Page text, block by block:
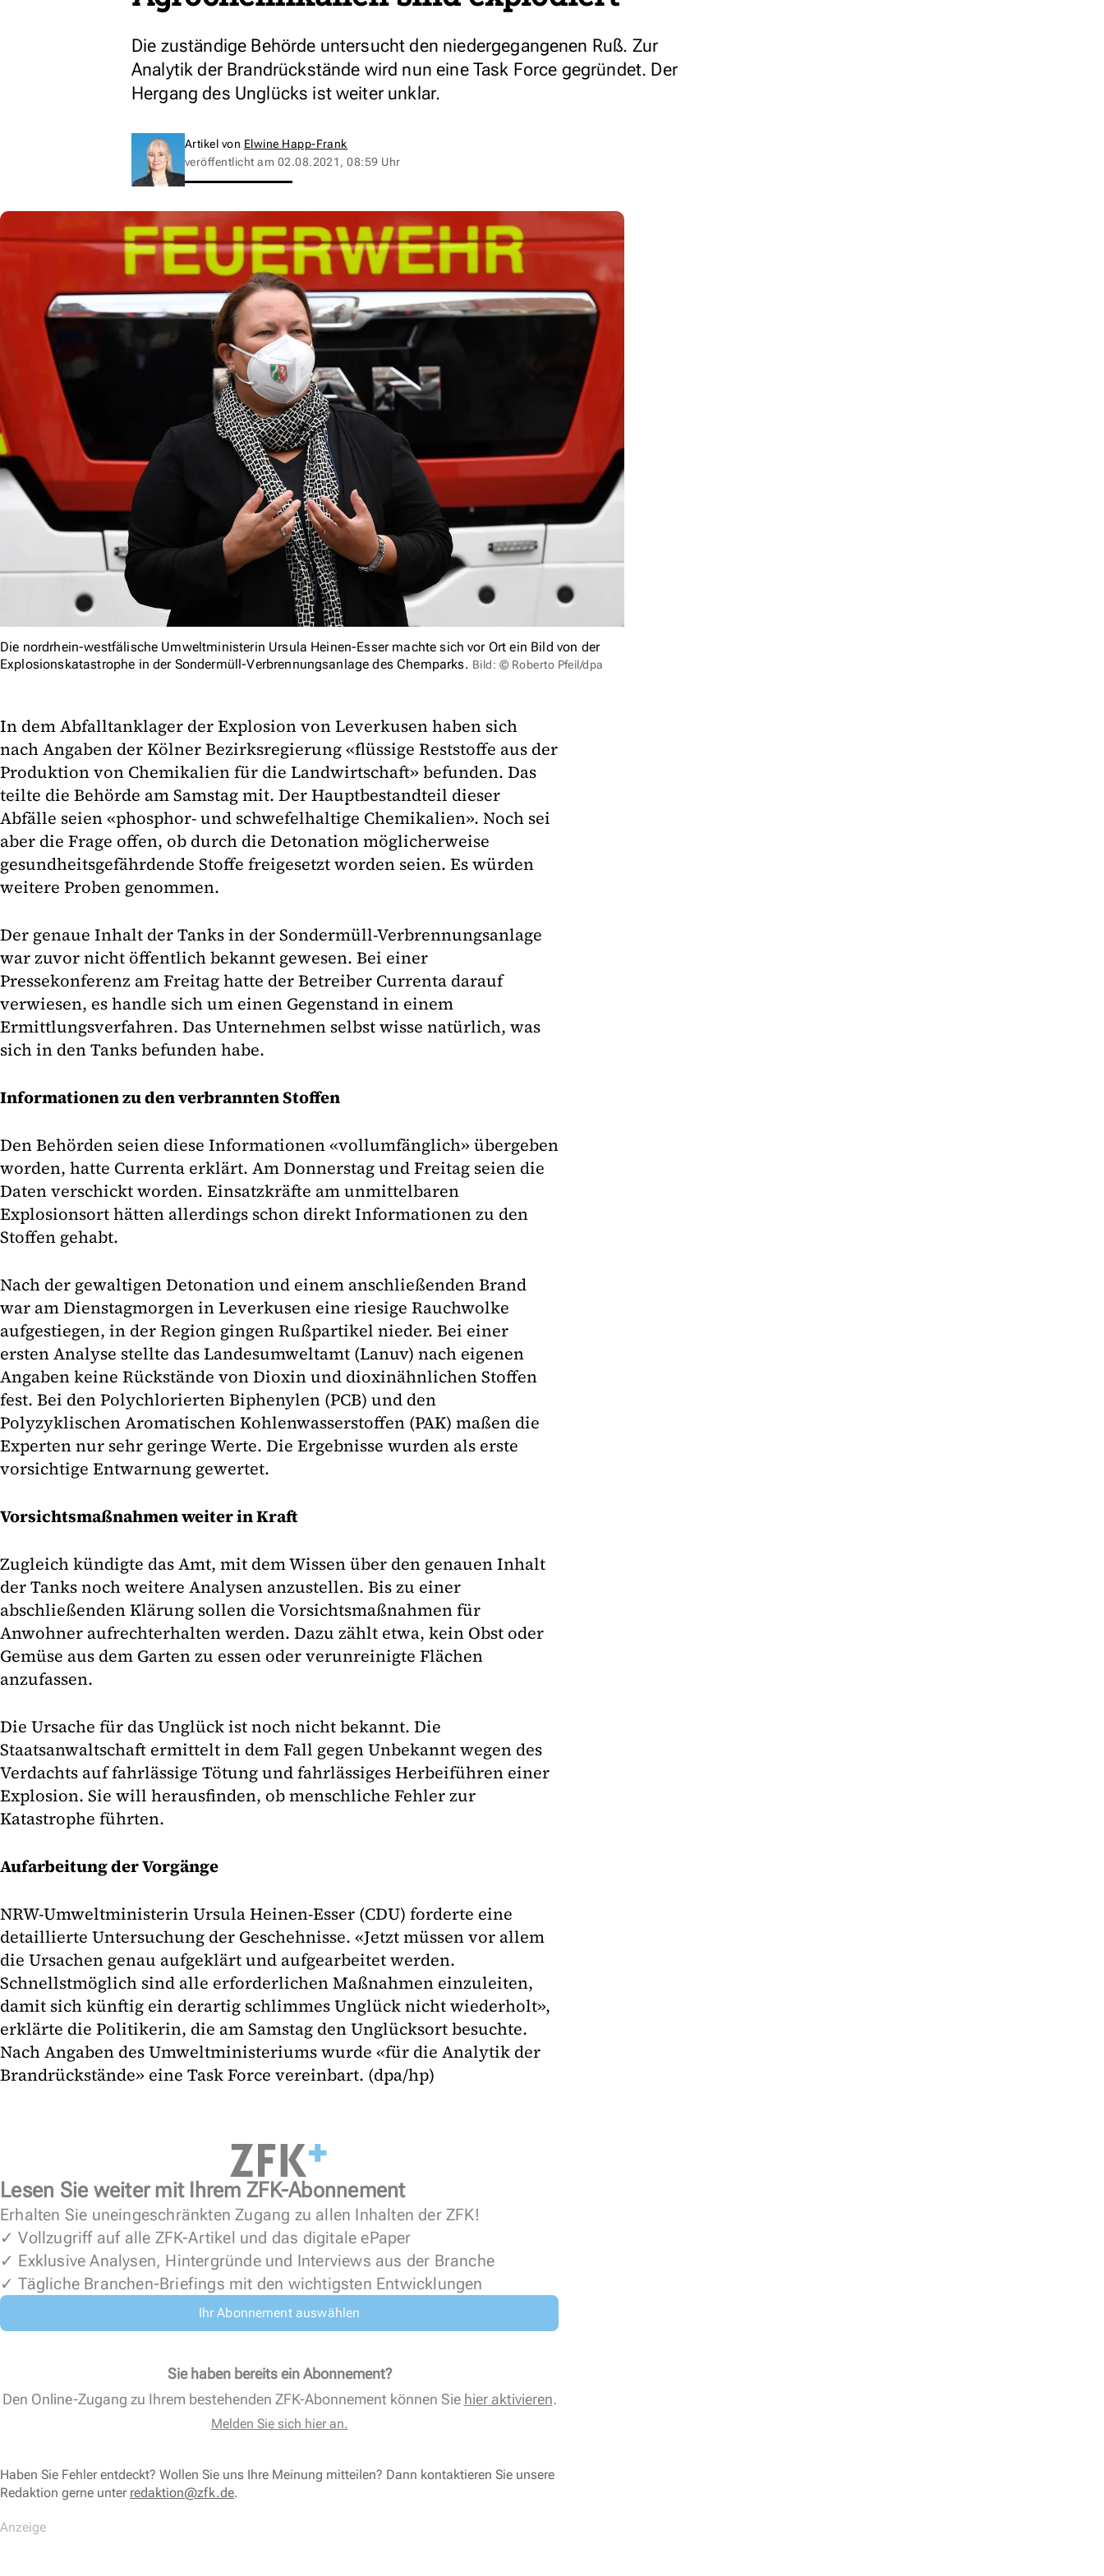
Die zuständige Behörde untersucht den niedergegangenen Ruß. Zur
Analytik der Brandrückstände wird nun eine Task Force gegründet. Der
Hergang des Unglücks ist weiter unklar.
Artikel von Elwine Happ-Frank
veröffentlicht am 02.08.2021, 08:59 Uhr
Die nordrhein-westfälische Umweltministerin Ursula Heinen-Esser machte sich vor Ort ein Bild von der
Explosionskatastrophe in der Sondermüll-Verbrennungsanlage des Chemparks. Bild: © Roberto Pfeil/dpa
In dem Abfalltanklager der Explosion von Leverkusen haben sich
nach Angaben der Kölner Bezirksregierung «flüssige Reststoffe aus der
Produktion von Chemikalien für die Landwirtschaft» befunden. Das
teilte die Behörde am Samstag mit. Der Hauptbestandteil dieser
Abfälle seien «phosphor- und schwefelhaltige Chemikalien». Noch sei
aber die Frage offen, ob durch die Detonation möglicherweise
gesundheitsgefährdende Stoffe freigesetzt worden seien. Es würden
weitere Proben genommen.
Der genaue Inhalt der Tanks in der Sondermüll-Verbrennungsanlage
war zuvor nicht öffentlich bekannt gewesen. Bei einer
Pressekonferenz am Freitag hatte der Betreiber Currenta darauf
verwiesen, es handle sich um einen Gegenstand in einem
Ermittlungsverfahren. Das Unternehmen selbst wisse natürlich, was
sich in den Tanks befunden habe.
Informationen zu den verbrannten Stoffen
Den Behörden seien diese Informationen «vollumfänglich» übergeben
worden, hatte Currenta erklärt. Am Donnerstag und Freitag seien die
Daten verschickt worden. Einsatzkräfte am unmittelbaren
Explosionsort hätten allerdings schon direkt Informationen zu den
Stoffen gehabt.
Nach der gewaltigen Detonation und einem anschließenden Brand
war am Dienstagmorgen in Leverkusen eine riesige Rauchwolke
aufgestiegen, in der Region gingen Rußpartikel nieder. Bei einer
ersten Analyse stellte das Landesumweltamt (Lanuv) nach eigenen
Angaben keine Rückstände von Dioxin und dioxinähnlichen Stoffen
fest. Bei den Polychlorierten Biphenylen (PCB) und den
Polyzyklischen Aromatischen Kohlenwasserstoffen (PAK) maßen die
Experten nur sehr geringe Werte. Die Ergebnisse wurden als erste
vorsichtige Entwarnung gewertet.
Vorsichtsmaßnahmen weiter in Kraft
Zugleich kündigte das Amt, mit dem Wissen über den genauen Inhalt
der Tanks noch weitere Analysen anzustellen. Bis zu einer
abschließenden Klärung sollen die Vorsichtsmaßnahmen für
Anwohner aufrechterhalten werden. Dazu zählt etwa, kein Obst oder
Gemüse aus dem Garten zu essen oder verunreinigte Flächen
anzufassen.
Die Ursache für das Unglück ist noch nicht bekannt. Die
Staatsanwaltschaft ermittelt in dem Fall gegen Unbekannt wegen des
Verdachts auf fahrlässige Tötung und fahrlässiges Herbeiführen einer
Explosion. Sie will herausfinden, ob menschliche Fehler zur
Katastrophe führten.
Aufarbeitung der Vorgänge
NRW-Umweltministerin Ursula Heinen-Esser (CDU) forderte eine
detaillierte Untersuchung der Geschehnisse. «Jetzt müssen vor allem
die Ursachen genau aufgeklärt und aufgearbeitet werden.
Schnellstmöglich sind alle erforderlichen Maßnahmen einzuleiten,
damit sich künftig ein derartig schlimmes Unglück nicht wiederholt»,
erklärte die Politikerin, die am Samstag den Unglücksort besuchte.
Nach Angaben des Umweltministeriums wurde «für die Analytik der
Brandrückstände» eine Task Force vereinbart. (dpa/hp)
Lesen Sie weiter mit Ihrem ZFK-Abonnement
Erhalten Sie uneingeschränkten Zugang zu allen Inhalten der ZFK!
✓ Vollzugriff auf alle ZFK-Artikel und das digitale ePaper
✓ Exklusive Analysen, Hintergründe und Interviews aus der Branche
✓ Tägliche Branchen-Briefings mit den wichtigsten Entwicklungen
Ihr Abonnement auswählen
Sie haben bereits ein Abonnement?
Den Online-Zugang zu Ihrem bestehenden ZFK-Abonnement können Sie hier aktivieren.
Melden Sie sich hier an.
Haben Sie Fehler entdeckt? Wollen Sie uns Ihre Meinung mitteilen? Dann kontaktieren Sie unsere
Redaktion gerne unter redaktion@zfk.de.